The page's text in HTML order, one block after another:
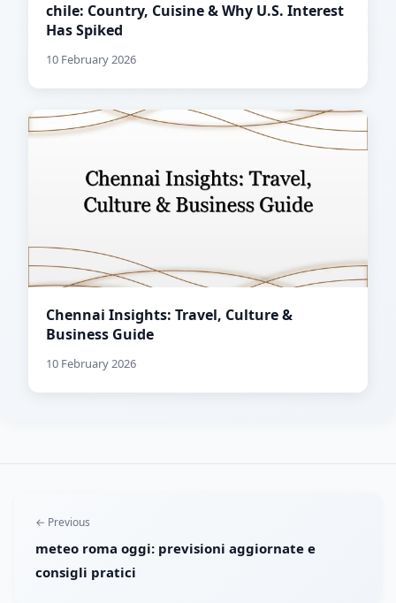
chile: Country, Cuisine & Why U.S. Interest
Has Spiked
10 February 2026
Chennai Insights: Travel, Culture &
Business Guide
10 February 2026
← Previous
meteo roma oggi: previsioni aggiornate e
consigli pratici